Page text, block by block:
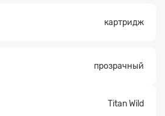
картридж
прозрачный
Titan Wild